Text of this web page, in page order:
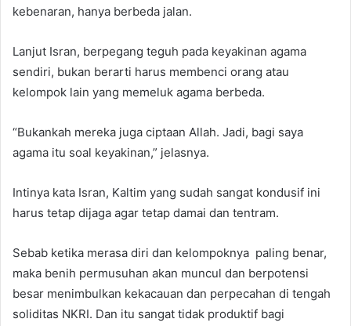
kebenaran, hanya berbeda jalan.
Lanjut Isran, berpegang teguh pada keyakinan agama
sendiri, bukan berarti harus membenci orang atau
kelompok lain yang memeluk agama berbeda.
“Bukankah mereka juga ciptaan Allah. Jadi, bagi saya
agama itu soal keyakinan,” jelasnya.
Intinya kata Isran, Kaltim yang sudah sangat kondusif ini
harus tetap dijaga agar tetap damai dan tentram.
Sebab ketika merasa diri dan kelompoknya paling benar,
maka benih permusuhan akan muncul dan berpotensi
besar menimbulkan kekacauan dan perpecahan di tengah
soliditas NKRI. Dan itu sangat tidak produktif bagi